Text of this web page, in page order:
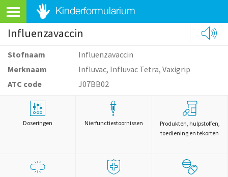
Influenzavaccin
Stofnaam
Influenzavaccin
Merknaam
Influvac, Influvac Tetra, Vaxigrip
ATC code
J07BB02
Doseringen Nierfunctiestoornissen
Produkten, hulpstoffen,
toediening en tekorten